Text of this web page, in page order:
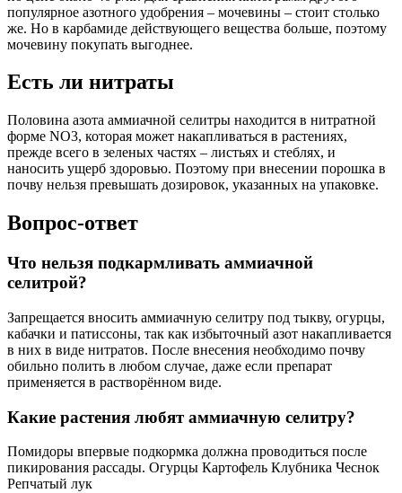
популярное азотного удобрения – мочевины – стоит столько
же. Но в карбамиде действующего вещества больше, поэтому
мочевину покупать выгоднее.
Есть ли нитраты
Половина азота аммиачной селитры находится в нитратной
форме NO3, которая может накапливаться в растениях,
прежде всего в зеленых частях – листьях и стеблях, и
наносить ущерб здоровью. Поэтому при внесении порошка в
почву нельзя превышать дозировок, указанных на упаковке.
Вопрос-ответ
Что нельзя подкармливать аммиачной
селитрой?
Запрещается вносить аммиачную селитру под тыкву, огурцы,
кабачки и патиссоны, так как избыточный азот накапливается
в них в виде нитратов. После внесения необходимо почву
обильно полить в любом случае, даже если препарат
применяется в растворённом виде.
Какие растения любят аммиачную селитру?
Помидоры впервые подкормка должна проводиться после
пикирования рассады. Огурцы Картофель Клубника Чеснок
Репчатый лук